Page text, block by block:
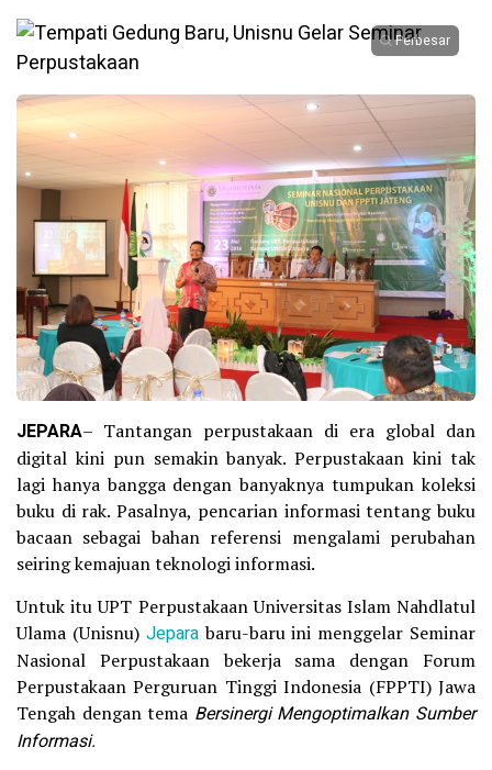
Perbesar
JEPARA– Tantangan perpustakaan di era global dan
digital kini pun semakin banyak. Perpustakaan kini tak
lagi hanya bangga dengan banyaknya tumpukan koleksi
buku di rak. Pasalnya, pencarian informasi tentang buku
bacaan sebagai bahan referensi mengalami perubahan
seiring kemajuan teknologi informasi.
Untuk itu UPT Perpustakaan Universitas Islam Nahdlatul
Ulama (Unisnu) Jeparabaru-baru ini menggelar Seminar
Nasional Perpustakaan bekerja sama dengan Forum
Perpustakaan Perguruan Tinggi Indonesia (FPPTI) Jawa
Tengah dengan tema Bersinergi Mengoptimalkan Sumber
Informasi.